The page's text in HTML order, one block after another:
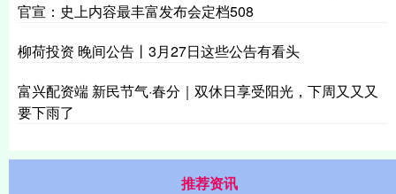
官宣：史上内容最丰富发布会定档508
柳荷投资 晚间公告丨3月27日这些公告有看头
富兴配资端 新民节气·春分｜双休日享受阳光，下周又又又
要下雨了
推荐资讯